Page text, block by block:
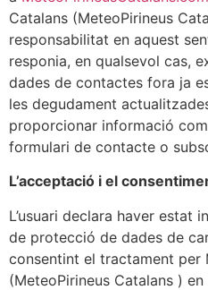
Catalans (MeteoPirineus
responsabilitat en aquest
responia, en qualsevol cas,
dades de contactes fora ja
les degudament
proporcionar informació
formulari de contacte o
L’acceptació i el
L’usuari declara haver estat
de protecció de dades de
consentint el tractament per
(MeteoPirineus Catalans )